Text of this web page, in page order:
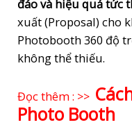
Cho
Agency
Sáng
Tạo
đáo và hiệu quả tức
xuất (Proposal) cho
Photobooth 360 độ
không thể thiếu.
Đọc thêm : >>
Photo Booth